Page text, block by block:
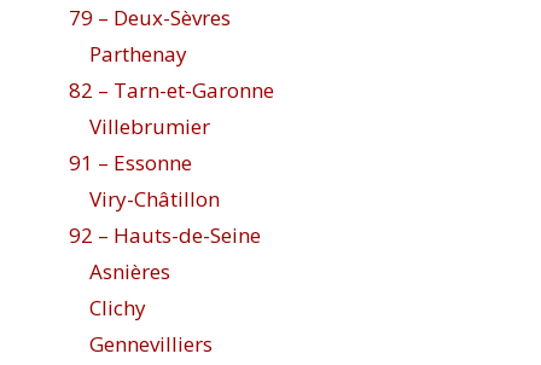
79 – Deux-Sèvres
Parthenay
82 – Tarn-et-Garonne
Villebrumier
91 – Essonne
Viry-Châtillon
92 – Hauts-de-Seine
Asnières
Clichy
Gennevilliers